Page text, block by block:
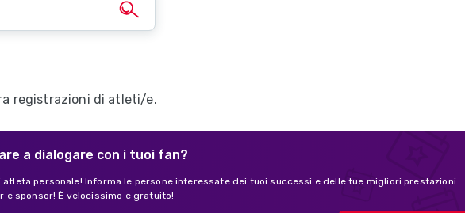
registrazioni di atleti/e.
a dialogare con i tuoi fan?
personale! Informa le persone interessate dei tuoi successi e delle tue migliori prestazioni.
e sponsor! È velocissimo e gratuito!